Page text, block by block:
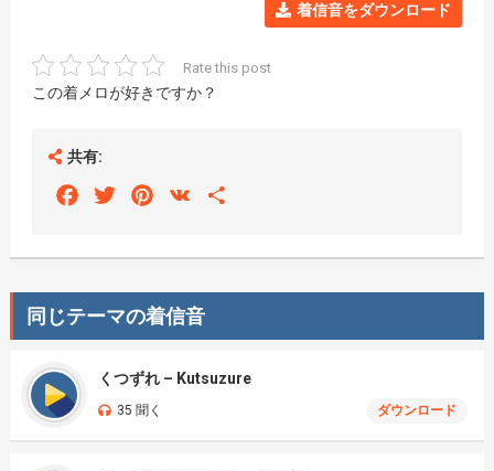
着信音をダウンロード
Rate this post
この着メロが好きですか？
共有:
FacebookTwitterPinterest
VK
同じテーマの着信音
くつずれ – Kutsuzure
35 聞く ダウンロード